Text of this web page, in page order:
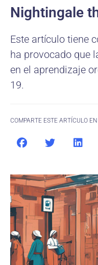
Nightingale
Este artículo tiene
ha provocado que
en el aprendizaje
19.
COMPARTE ESTE ARTÍCULO EN